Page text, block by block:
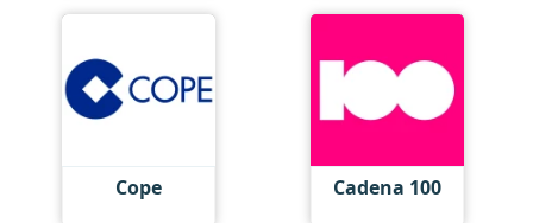
Cope Cadena 100